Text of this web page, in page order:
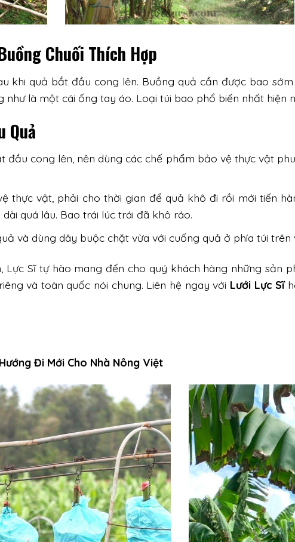
Chuối Thích Hợp
khi quả bắt đầu cong lên. Buồng quả cần được bao
là một cái ống tay áo. Loại túi bao phổ biến nhất hiện
Quả
đầu cong lên, nên dùng các chế phẩm bảo vệ thực vật
thực vật, phải cho thời gian để quả khô đi rồi mới tiến
quá lâu. Bao trái lúc trái đã khô ráo.
và dùng dây buộc chặt vừa với cuống quả ở phía túi trên
Sĩ tự hào mang đến cho quý khách hàng những sản
và toàn quốc nói chung. Liên hệ ngay với Lưới Lực Sĩ
Đi Mới Cho Nhà Nông Việt